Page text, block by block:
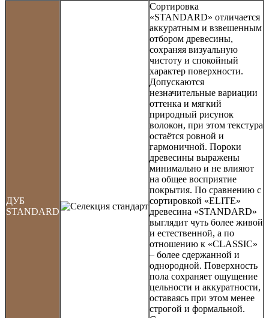
ДУБ
STANDARD
Сортировка
«STANDARD» отличается
аккуратным и взвешенным
отбором древесины,
сохраняя визуальную
чистоту и спокойный
характер поверхности.
Допускаются
незначительные вариации
оттенка и мягкий
природный рисунок
волокон, при этом текстура
остаётся ровной и
гармоничной. Пороки
древесины выражены
минимально и не влияют
на общее восприятие
покрытия. По сравнению с
сортировкой «ELITE»
древесина «STANDARD»
выглядит чуть более живой
и естественной, а по
отношению к «CLASSIC»
– более сдержанной и
однородной. Поверхность
пола сохраняет ощущение
цельности и аккуратности,
оставаясь при этом менее
строгой и формальной.